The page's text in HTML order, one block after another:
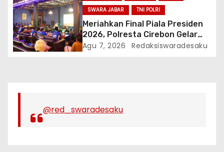
SWARA JABAR
TNI POLRI
Meriahkan Final Piala Presiden
2026, Polresta Cirebon Gelar
Nobar Persib vs Persebaya Dan
Agu 7, 2026 Redaksiswaradesaku
@red_swaradesaku